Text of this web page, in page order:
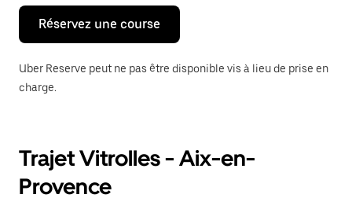
Échap
pour
fermer
calendrier.
Réservez une course
Uber Reserve peut ne pas être disponible vis à lieu de prise en
charge.
Trajet Vitrolles - Aix-en-
Provence